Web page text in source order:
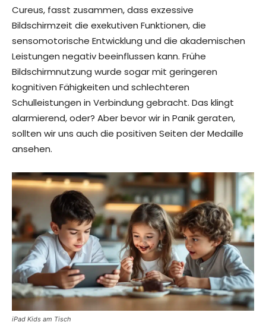
Cureus, fasst zusammen, dass exzessive
Bildschirmzeit die exekutiven Funktionen, die
sensomotorische Entwicklung und die akademischen
Leistungen negativ beeinflussen kann. Frühe
Bildschirmnutzung wurde sogar mit geringeren
kognitiven Fähigkeiten und schlechteren
Schulleistungen in Verbindung gebracht. Das klingt
alarmierend, oder? Aber bevor wir in Panik geraten,
sollten wir uns auch die positiven Seiten der Medaille
ansehen.
iPad Kids am Tisch